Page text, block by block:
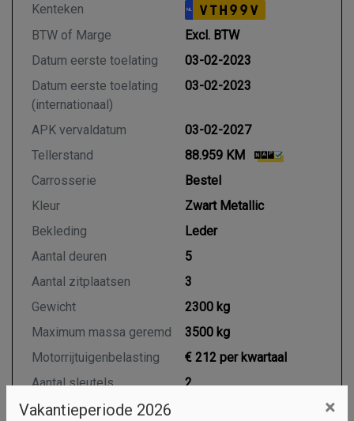
Kenteken NL VTH99V
BTW of Marge
Excl. BTW
Datum eerste toelating
03-02-2023
Datum eerste toelating
(internationaal)
03-02-2023
APK vervaldatum
03-02-2027
Tellerstand
88.959 KM
Carrosserie
Bestel
Kleur
Zwart Metallic
Bekleding
Leder
Aantal deuren
5
Aantal zitplaatsen
3
Gewicht
2300 kg
Maximum massa geremd
3500 kg
Motorrijtuigenbelasting
€ 212 per kwartaal
Aantal sleutels
2
Aantal handzenders
Vakantieperiode 2026 ×